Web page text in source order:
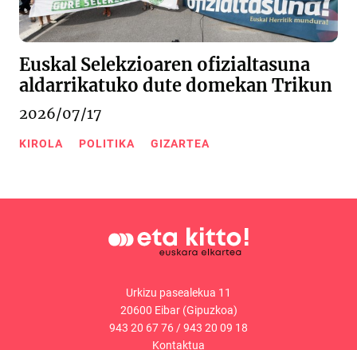
Euskal Selekzioaren ofizialtasuna
aldarrikatuko dute domekan Trikun
2026/07/17
KIROLA POLITIKA GIZARTEA
Urkizu pasealekua 11
20600 Eibar (Gipuzkoa)
943 20 67 76 /943 20 09 18
Kontaktua